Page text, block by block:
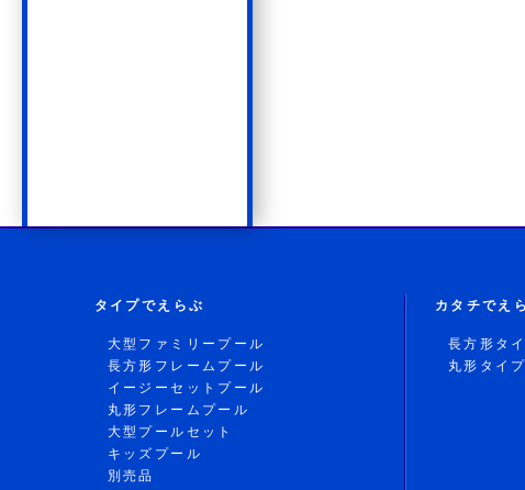
タイプでえらぶ
大型ファミリープール
長方形フレームプール
イージーセットプール
丸形フレームプール
大型プールセット
キッズプール
別売品
カタチでえ
長方形タ
丸形タイプ